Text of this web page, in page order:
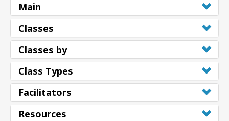
Main
Classes
Classes by
Class Types
Facilitators
Resources